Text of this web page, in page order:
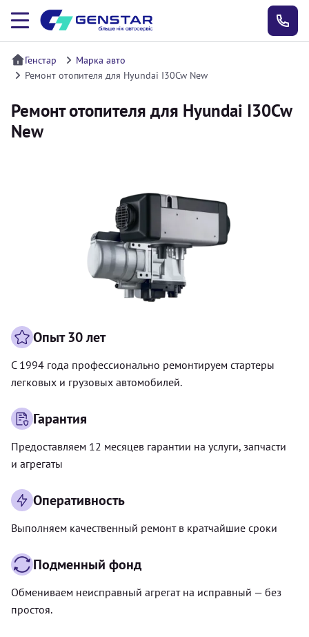
Генстар
Марка авто
Ремонт отопителя для Hyundai I30Cw New
Ремонт отопителя для Hyundai I30Cw
New
Опыт 30 лет
С 1994 года профессионально ремонтируем стартеры
легковых и грузовых автомобилей.
Гарантия
Предоставляем 12 месяцев гарантии на услуги, запчасти
и агрегаты
Оперативность
Выполняем качественный ремонт в кратчайшие сроки
Подменный фонд
Обмениваем неисправный агрегат на исправный — без
простоя.